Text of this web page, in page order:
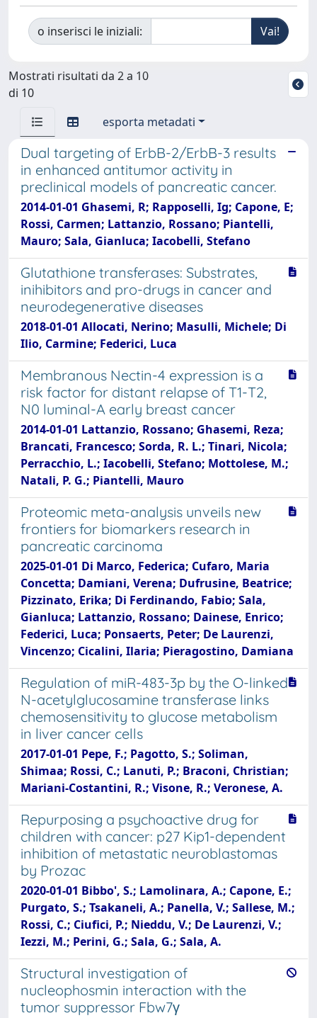
o inserisci le iniziali:
Mostrati risultati da 2 a 10
di 10
esporta metadati
Dual targeting of ErbB-2/ErbB-3 results
in enhanced antitumor activity in
preclinical models of pancreatic cancer.
2014-01-01 Ghasemi, R; Rapposelli, Ig; Capone, E;
Rossi, Carmen; Lattanzio, Rossano; Piantelli,
Mauro; Sala, Gianluca; Iacobelli, Stefano
Glutathione transferases: Substrates,
inihibitors and pro-drugs in cancer and
neurodegenerative diseases
2018-01-01 Allocati, Nerino; Masulli, Michele; Di
Ilio, Carmine; Federici, Luca
Membranous Nectin-4 expression is a
risk factor for distant relapse of T1-T2,
N0 luminal-A early breast cancer
2014-01-01 Lattanzio, Rossano; Ghasemi, Reza;
Brancati, Francesco; Sorda, R. L.; Tinari, Nicola;
Perracchio, L.; Iacobelli, Stefano; Mottolese, M.;
Natali, P. G.; Piantelli, Mauro
Proteomic meta-analysis unveils new
frontiers for biomarkers research in
pancreatic carcinoma
2025-01-01 Di Marco, Federica; Cufaro, Maria
Concetta; Damiani, Verena; Dufrusine, Beatrice;
Pizzinato, Erika; Di Ferdinando, Fabio; Sala,
Gianluca; Lattanzio, Rossano; Dainese, Enrico;
Federici, Luca; Ponsaerts, Peter; De Laurenzi,
Vincenzo; Cicalini, Ilaria; Pieragostino, Damiana
Regulation of miR-483-3p by the O-linked
N-acetylglucosamine transferase links
chemosensitivity to glucose metabolism
in liver cancer cells
2017-01-01 Pepe, F.; Pagotto, S.; Soliman,
Shimaa; Rossi, C.; Lanuti, P.; Braconi, Christian;
Mariani-Costantini, R.; Visone, R.; Veronese, A.
Repurposing a psychoactive drug for
children with cancer: p27 Kip1-dependent
inhibition of metastatic neuroblastomas
by Prozac
2020-01-01 Bibbo', S.; Lamolinara, A.; Capone, E.;
Purgato, S.; Tsakaneli, A.; Panella, V.; Sallese, M.;
Rossi, C.; Ciufici, P.; Nieddu, V.; De Laurenzi, V.;
Iezzi, M.; Perini, G.; Sala, G.; Sala, A.
Structural investigation of
nucleophosmin interaction with the
tumor suppressor Fbw7γ